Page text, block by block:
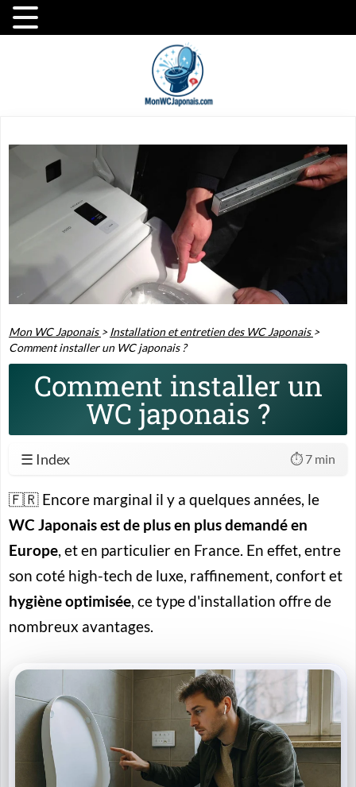
Mon WC Japonais >Installation et entretien des WC Japonais >
Comment installer un WC japonais ?
Comment installer un
WC japonais ?
☰ Index ⏱️ 7 min
🇫🇷 Encore marginal il y a quelques années, le
WC Japonais est de plus en plus demandé en
Europe, et en particulier en France. En effet, entre
son coté high-tech de luxe, raffinement, confort et
hygiène optimisée, ce type d'installation offre de
nombreux avantages.